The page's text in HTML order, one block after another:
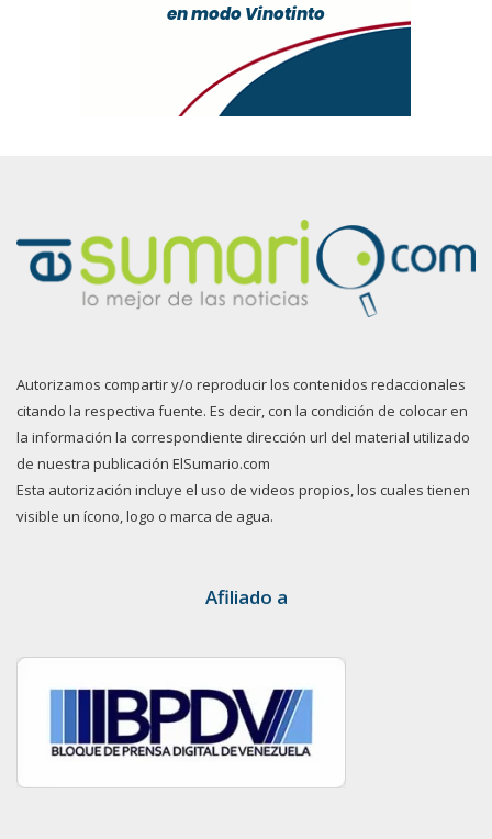
Autorizamos compartir y/o reproducir los contenidos redaccionales
citando la respectiva fuente. Es decir, con la condición de colocar en
la información la correspondiente dirección url del material utilizado
de nuestra publicación ElSumario.com
Esta autorización incluye el uso de videos propios, los cuales tienen
visible un ícono, logo o marca de agua.
Afiliado a